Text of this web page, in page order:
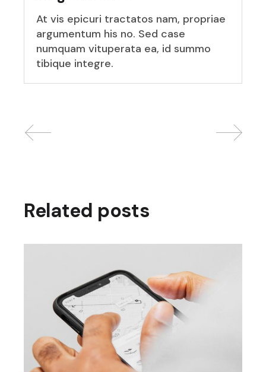
At vis epicuri tractatos nam, propriae
argumentum his no. Sed case
numquam vituperata ea, id summo
tibique integre.
Related posts